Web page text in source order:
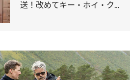
送！改めてキー・ホイ・クァ